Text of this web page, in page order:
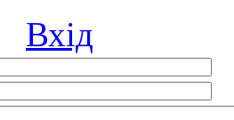
Вхід